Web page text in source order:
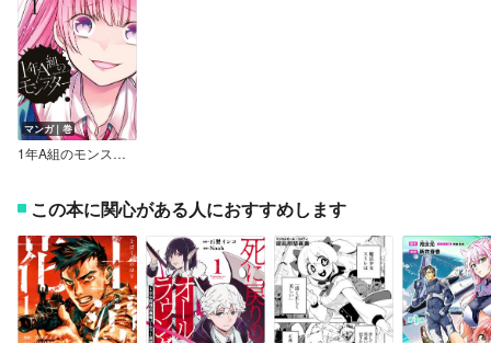
マンガ｜巻
1年A組のモンスター
この本に関心がある人におすすめします